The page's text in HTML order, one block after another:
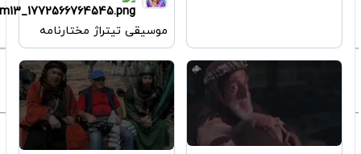
موسیقی تیتراژ مختارنامه